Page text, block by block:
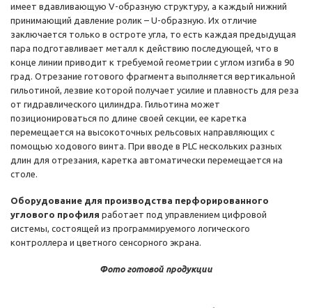
имеет вдавливающую V-образную структуру, а каждый нижний
принимающий давление ролик – U-образную. Их отличие
заключается только в остроте угла, то есть каждая предыдущая
пара подготавливает металл к действию последующей, что в
конце линии приводит к требуемой геометрии с углом изгиба в 90
град. Отрезание готового фрагмента выполняется вертикальной
гильотиной, лезвие которой получает усилие и плавность для реза
от гидравлического цилиндра. Гильотина может
позиционироваться по длине своей секции, ее каретка
перемещается на высокоточных рельсовых направляющих с
помощью ходового винта. При вводе в PLC нескольких разных
длин для отрезания, каретка автоматически перемещается на
столе.
Оборудование для производства перфорированного
углового профиля работает под управлением цифровой
системы, состоящей из программируемого логического
контроллера и цветного сенсорного экрана.
Фото готовой продукции